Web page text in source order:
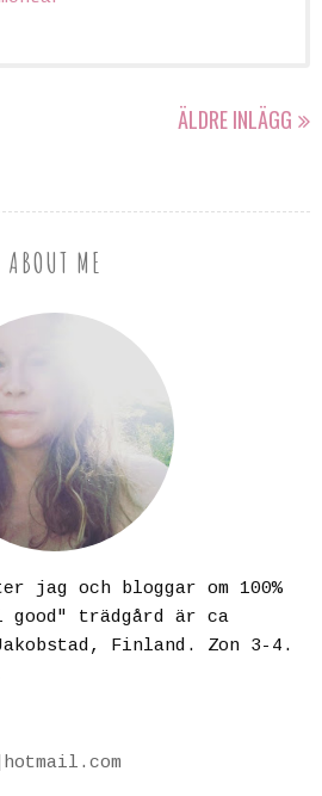
ÄLDRE INLÄGG
ABOUT ME
jag och bloggar om 100%
trädgård är ca
Finland. Zon 3-4.